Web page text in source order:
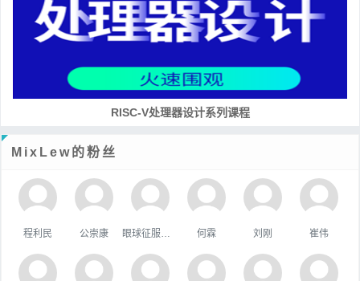
培养RISC-V大学土壤 共建RISC-V教育生态
MixLew的粉丝
程利民 公崇康 何霖 刘刚 崔伟